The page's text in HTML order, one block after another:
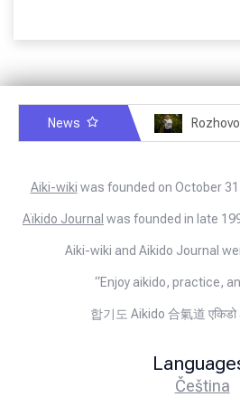
News Rozhovor – Miroslav Šmíd – 22.3.2025
Aiki-wiki was founded on October
Aïkido Journal was founded in late
Aiki-wiki and Aikido Journal
“Enjoy aikido, practice,
Čeština